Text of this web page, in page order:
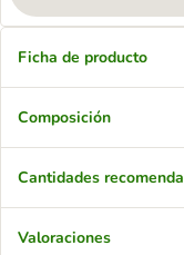
Ficha de producto
Composición
Cantidades
Valoraciones